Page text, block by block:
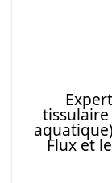
Flux et